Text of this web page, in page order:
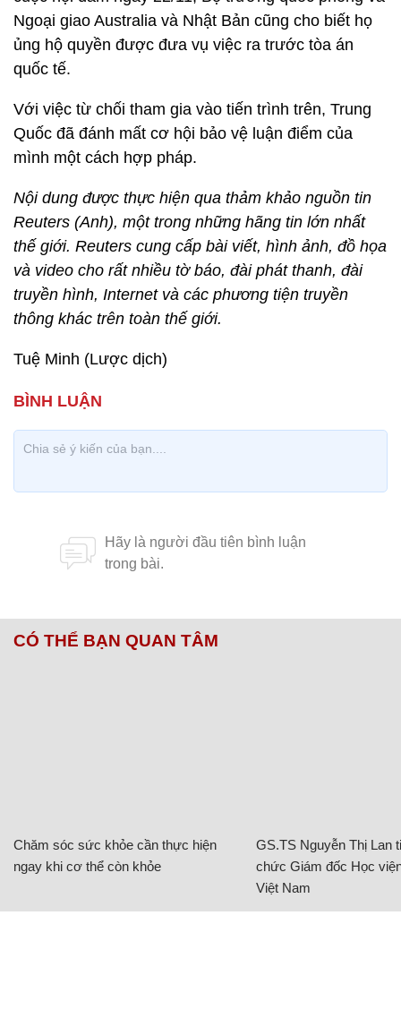
Ngoại giao Australia và Nhật Bản cũng cho biết họ
ủng hộ quyền được đưa vụ việc ra trước tòa án
quốc tế.
Với việc từ chối tham gia vào tiến trình trên, Trung
Quốc đã đánh mất cơ hội bảo vệ luận điểm của
mình một cách hợp pháp.
Nội dung được thực hiện qua thảm khảo nguồn tin
Reuters (Anh), một trong những hãng tin lớn nhất
thế giới. Reuters cung cấp bài viết, hình ảnh, đồ họa
và video cho rất nhiều tờ báo, đài phát thanh, đài
truyền hình, Internet và các phương tiện truyền
thông khác trên toàn thế giới.
Tuệ Minh (Lược dịch)
CÓ THỂ BẠN QUAN TÂM
Chăm sóc sức khỏe cần thực hiện
ngay khi cơ thể còn khỏe
GS.TS Nguyễn Thị Lan
chức Giám đốc Học
Việt Nam